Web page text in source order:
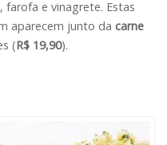
, farofa e vinagrete. Estas
aparecem junto da carne
(R$ 19,90).